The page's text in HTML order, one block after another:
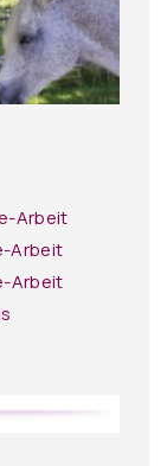
Arbeit
Arbeit
Arbeit